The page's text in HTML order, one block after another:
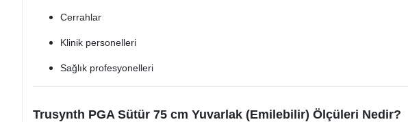
Cerrahlar
Klinik personelleri
Sağlık profesyonelleri
Trusynth PGA Sütür 75 cm Yuvarlak (Emilebilir) Ölçüleri Nedir?